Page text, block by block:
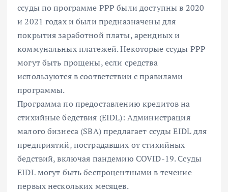
ссуды по программе PPP были доступны в 2020
и 2021 годах и были предназначены для
покрытия заработной платы, арендных и
коммунальных платежей. Некоторые ссуды PPP
могут быть прощены, если средства
используются в соответствии с правилами
программы.
Программа по предоставлению кредитов на
стихийные бедствия (EIDL): Администрация
малого бизнеса (SBA) предлагает ссуды EIDL для
предприятий, пострадавших от стихийных
бедствий, включая пандемию COVID-19. Ссуды
EIDL могут быть беспроцентными в течение
первых нескольких месяцев.